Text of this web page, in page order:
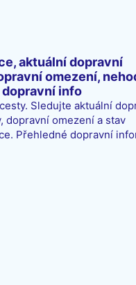
aktuální dopravní
omezení,
info
Sledujte aktuální
dopravní omezení a stav
Přehledné dopravní